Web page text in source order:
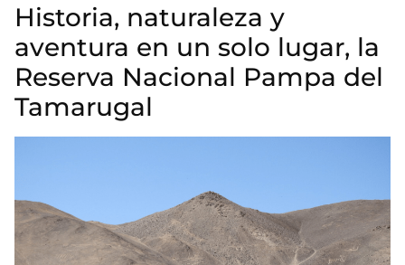
Historia, naturaleza y
aventura en un solo lugar, la
Reserva Nacional Pampa del
Tamarugal